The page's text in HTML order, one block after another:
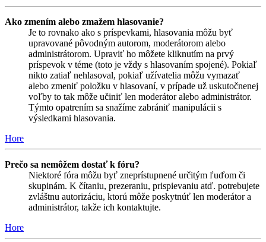
Ako zmením alebo zmažem hlasovanie?
Je to rovnako ako s príspevkami, hlasovania môžu byť
upravované pôvodným autorom, moderátorom alebo
administrátorom. Upraviť ho môžete kliknutím na prvý
príspevok v téme (toto je vždy s hlasovaním spojené). Pokiaľ
nikto zatiaľ nehlasoval, pokiaľ užívatelia môžu vymazať
alebo zmeniť položku v hlasovaní, v prípade už uskutočnenej
voľby to tak môže učiniť len moderátor alebo administrátor.
Týmto opatrením sa snažíme zabrániť manipulácii s
výsledkami hlasovania.
Hore
Prečo sa nemôžem dostať k fóru?
Niektoré fóra môžu byť zneprístupnené určitým ľuďom či
skupinám. K čítaniu, prezeraniu, prispievaniu atď. potrebujete
zvláštnu autorizáciu, ktorú môže poskytnúť len moderátor a
administrátor, takže ich kontaktujte.
Hore